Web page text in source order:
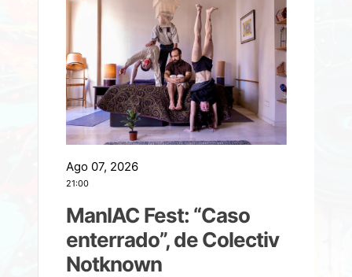
Ago 07, 2026
21:00
ManIAC Fest: “Caso
enterrado”, de Colectiv
Notknown